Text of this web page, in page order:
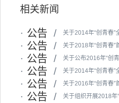
相关新闻
· 公告 / 关于2014年“创青春
· 公告 / 关于2018年“创青春”
· 公告 / 关于公布2016年“创
· 公告 / 关于2014年“创青春
· 公告 / 关于2016年“创青春
· 公告 / 关于组织开展2018年